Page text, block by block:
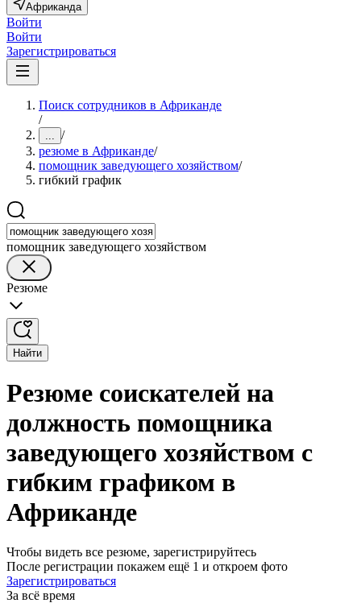
Африканда
Войти
Войти
Зарегистрироваться
Поиск сотрудников в Африканде
/
... /
резюме в Африканде/
помощник заведующего хозяйством/
гибкий график
помощник заведующего хозяйством
Резюме
Найти
Резюме соискателей на
должность помощника
заведующего хозяйством с
гибким графиком в
Африканде
Чтобы видеть все резюме, зарегистрируйтесь
После регистрации покажем ещё 1 и откроем фото
Зарегистрироваться
За всё время